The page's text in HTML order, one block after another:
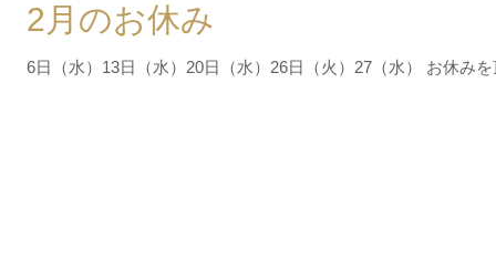
2月のお休み
6日（水）13日（水）20日（水）26日（火）27（水） お休み